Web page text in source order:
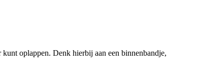
oplappen. Denk hierbij aan een binnenbandje,